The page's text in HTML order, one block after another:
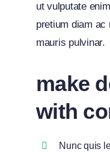
ut vulputate
pretium diam
mauris pulvinar.
make
with
Nunc quis